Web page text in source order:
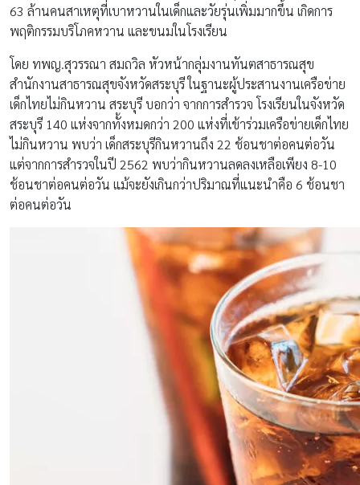
63 ล้านคนสาเหตุที่เบาหวานในเด็กและวัยรุ่นเพิ่มมากขึ้น เกิดการ
พฤติกรรมบริโภคหวาน และขนมในโรงเรียน
โดย ทพญ.สุวรรณา สมถวิล หัวหน้ากลุ่มงานทันตสาธารณสุข
สำนักงานสาธารณสุขจังหวัดสระบุรี ในฐานะผู้ประสานงานเครือข่าย
เด็กไทยไม่กินหวาน สระบุรี บอกว่า จากการสำรวจ โรงเรียนในจังหวัด
สระบุรี 140 แห่งจากทั้งหมดกว่า 200 แห่งที่เข้าร่วมเครือข่ายเด็กไทย
ไม่กินหวาน พบว่า เด็กสระบุรีกินหวานถึง 22 ช้อนชาต่อคนต่อวัน
แต่จากการสำรวจในปี 2562 พบว่ากินหวานลดลงเหลือเพียง 8-10
ช้อนชาต่อคนต่อวัน แม้จะยังเกินกว่าปริมาณที่แนะนำคือ 6 ช้อนชา
ต่อคนต่อวัน